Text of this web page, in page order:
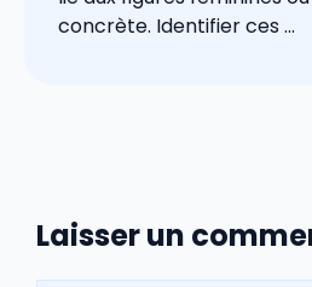
concrète. Identifier ces ...
Laisser un